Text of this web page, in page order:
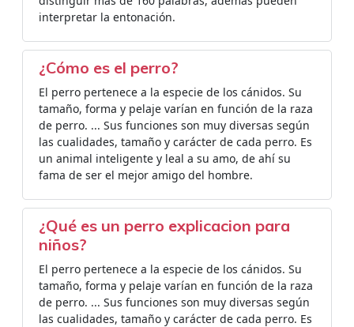
interpretar la entonación.
¿Cómo es el perro?
El perro pertenece a la especie de los cánidos. Su
tamaño, forma y pelaje varían en función de la raza
de perro. ... Sus funciones son muy diversas según
las cualidades, tamaño y carácter de cada perro. Es
un animal inteligente y leal a su amo, de ahí su
fama de ser el mejor amigo del hombre.
¿Qué es un perro explicacion para
niños?
El perro pertenece a la especie de los cánidos. Su
tamaño, forma y pelaje varían en función de la raza
de perro. ... Sus funciones son muy diversas según
las cualidades, tamaño y carácter de cada perro. Es